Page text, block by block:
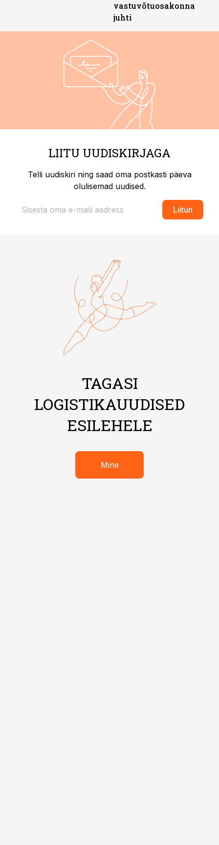
vastuvõtuosakonna
juhti
LIITU UUDISKIRJAGA
Telli uudiskiri ning saad oma postkasti päeva
olulisemad uudised.
Liitun
TAGASI
LOGISTIKAUUDISED
ESILEHELE
Mine